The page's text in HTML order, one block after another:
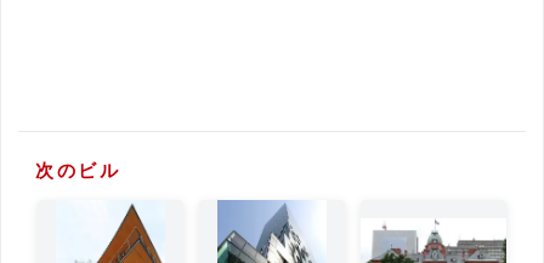
次のビル